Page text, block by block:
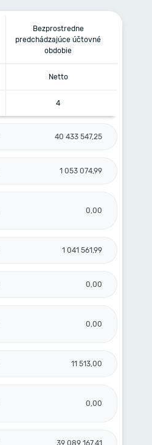
Bezprostredne
predchádzajúce účtovné
obdobie
Netto
4
40 433 547,25
1 053 074,99
0,00
1 041 561,99
0,00
0,00
11 513,00
0,00
39 089 167,41